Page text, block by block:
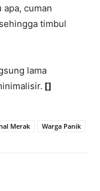
apa, cuman
timbul
lama
[]
Merak Warga Panik